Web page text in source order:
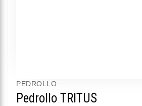
PEDROLLO
Pedrollo TRITUS